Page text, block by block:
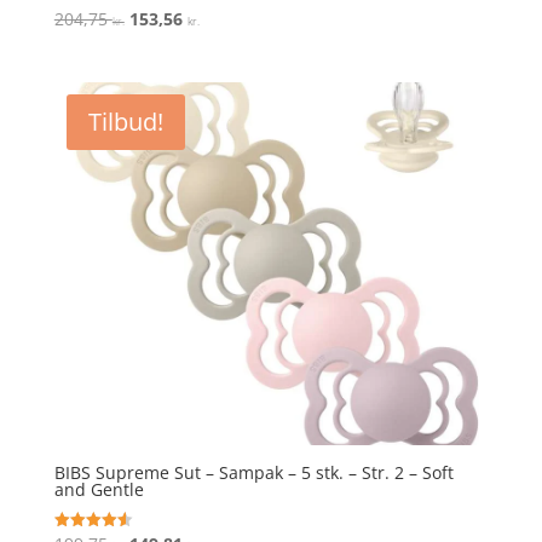
Vurderet
3.9
204,75kr. Den
var:
204,75 kr..
153,56 kr.
er:
153,56 kr..
Tilbud!
BIBS Supreme Sut – Sampak – 5 stk. – Str. 2 – Soft
and Gentle